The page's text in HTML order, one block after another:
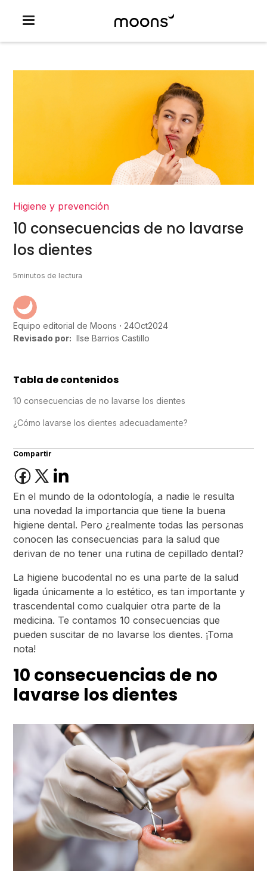
Higiene y prevención
10 consecuencias de no lavarse
los dientes
5minutos de lectura
Equipo editorial de Moons 24Oct2024
Revisado por: Ilse Barrios Castillo
Tabla de contenidos
10 consecuencias de no lavarse los dientes
¿Cómo lavarse los dientes adecuadamente?
Compartir
En el mundo de la odontología, a nadie le resulta
una novedad la importancia que tiene la buena
higiene dental. Pero ¿realmente todas las personas
conocen las consecuencias para la salud que
derivan de no tener una rutina de cepillado dental?
La higiene bucodental no es una parte de la salud
ligada únicamente a lo estético, es tan importante y
trascendental como cualquier otra parte de la
medicina. Te contamos 10 consecuencias que
pueden suscitar de no lavarse los dientes. ¡Toma
nota!
10 consecuencias de no
lavarse los dientes